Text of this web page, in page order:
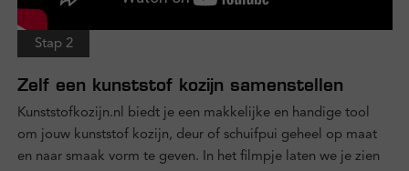
Stap 2
Zelf een kunststof kozijn samenstellen
Kunststofkozijn.nl biedt je een makkelijke en handige tool
om jouw kunststof kozijn, deur of schuifpui geheel op maat
en naar smaak vorm te geven. In het filmpje laten we je zien